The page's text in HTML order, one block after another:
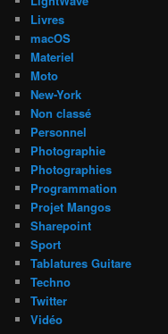
Livres
macOS
Materiel
Moto
New-York
Non classé
Personnel
Photographie
Photographies
Programmation
Projet Mangos
Sharepoint
Sport
Tablatures Guitare
Techno
Twitter
Vidéo